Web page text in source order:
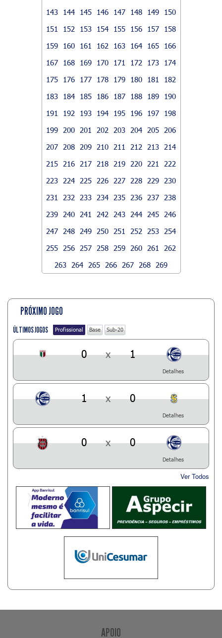
143
144 145 146 147 148 149
150
151
152 153 154 155 156 157
158
159
160 161 162 163 164 165
166
167
168 169 170 171 172 173
174
175
176 177 178 179 180 181
182
183
184 185 186 187 188 189
190
191
192 193 194 195 196 197
198
199
200 201 202 203 204 205
206
207
208 209 210 211 212 213
214
215
216 217 218 219 220 221
222
223
224 225 226 227 228 229
230
231
232 233 234 235 236 237
238
239
240 241 242 243 244 245
246
247
248 249 250 251 252 253
254
255
256 257 258 259 260 261
262
263
264 265 266 267 268 269
PRÓXIMO JOGO
ÚLTIMOS JOGOS Profissional Base Sub-20
0 x 1
Detalhes
1 x 0
Detalhes
0 x 0
Detalhes
Ver Todos
APOIO